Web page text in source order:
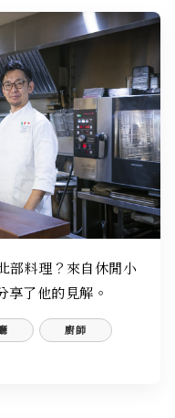
部料理？來自休閒小
了他的見解。
廚師